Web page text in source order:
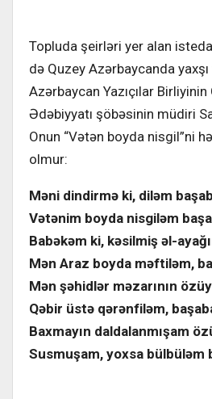
Topluda şeirləri yer alan
də Quzey Azərbaycanda yaxşı
Azərbaycan Yazıçılar
Ədəbiyyatı şöbəsinin müdiri
Onun “Vətən boyda nisgil”ni
olmur:
Məni dindirmə ki, diləm
Vətənim boyda nisgiləm
Babəkəm ki, kəsilmiş əl-
Mən Araz boyda məftiləm,
Mən şəhidlər məzarının
Qəbir üstə qərənfiləm,
Baxmayın daldalanmışam
Susmuşam, yoxsa bülbüləm